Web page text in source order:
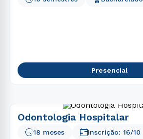
Presencial
Odontologia Hospitalar
18 meses Inscrição: 16/10